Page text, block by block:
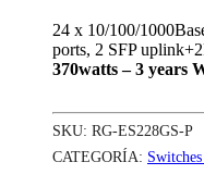
24 x 10/100/
ports, 2 SFP
370watts – 3 years
SKU: RG-ES228GS-P
CATEGORÍA: